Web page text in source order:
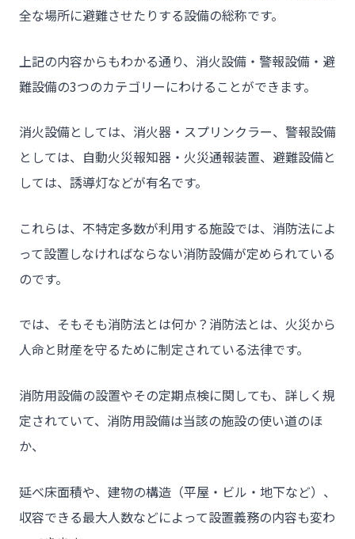
チーム★トウカイセツビ
- トウカイセツビについて
- トウカイセツビが選ばれる理由
全な場所に避難させたりする設備の総称です。
上記の内容からもわかる通り、消火設備・警報設備・避
難設備の3つのカテゴリーにわけることができます。
消火設備としては、消火器・スプリンクラー、警報設備
としては、自動火災報知器・火災通報装置、避難設備と
しては、誘導灯などが有名です。
これらは、不特定多数が利用する施設では、消防法によ
って設置しなければならない消防設備が定められている
のです。
では、そもそも消防法とは何か？消防法とは、火災から
人命と財産を守るために制定されている法律です。
消防用設備の設置やその定期点検に関しても、詳しく規
定されていて、消防用設備は当該の施設の使い道のほ
か、
延べ床面積や、建物の構造（平屋・ビル・地下など）、
収容できる最大人数などによって設置義務の内容も変わ